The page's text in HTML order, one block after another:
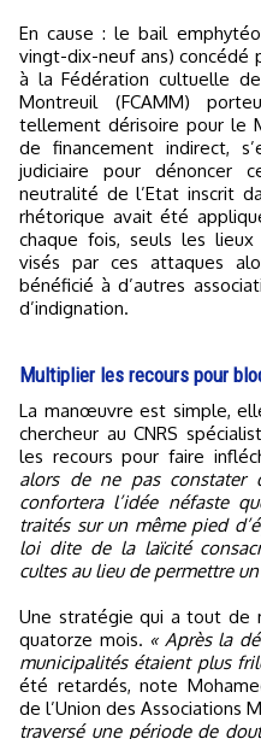
En cause : le bail
vingt-dix-neuf ans) concédé
à la Fédération cultuelle
Montreuil (FCAMM)
tellement dérisoire pour le
de financement indirect,
judiciaire pour dénoncer
neutralité de l’Etat inscrit
rhétorique avait été
chaque fois, seuls les
visés par ces attaques
bénéficié à d’autres
d’indignation.
Multiplier les recours pour
La manœuvre est simple, elle consiste selon Franck Fregosi,
chercheur au CNRS
les recours pour faire
alors de ne pas constater
confortera l’idée néfaste
traités sur un même pied
loi dite de la laïcité
cultes au lieu de permettre
Une stratégie qui a tout de
quatorze mois. « Après la
municipalités étaient plus
été retardés, note
de l’Union des Associations
traversé une période de